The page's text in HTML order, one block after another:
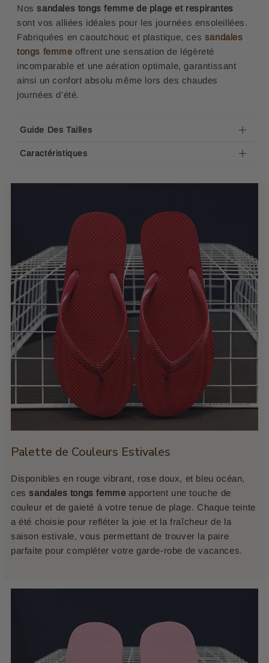
Nossandales tongs femme de plage et respirantes
sont vos alliées idéales pour les journées ensoleillées.
Fabriquées en caoutchouc et plastique, ces sandales
tongs femmeoffrent une sensation de légèreté
incomparable et une aération optimale, garantissant
ainsi un confort absolu même lors des chaudes
journées d'été.
Guide Des Tailles
Caractéristiques
Palette de Couleurs Estivales
Disponibles en rouge vibrant, rose doux, et bleu océan,
cessandales tongs femmeapportent une touche de
couleur et de gaieté à votre tenue de plage. Chaque teinte
a été choisie pour refléter la joie et la fraîcheur de la
saison estivale, vous permettant de trouver la paire
parfaite pour compléter votre garde-robe de vacances.